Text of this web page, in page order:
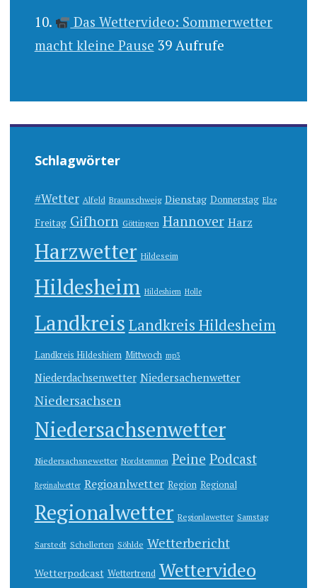
Das Wettervideo: Sommerwetter
macht kleine Pause 39 Aufrufe
Schlagwörter
#Wetter Alfeld Braunschweig Dienstag Donnerstag Elze
Freitag Gifhorn Göttingen Hannover Harz
Harzwetter Hildeseim
Hildesheim Hildeshiem Holle
Landkreis Landkreis Hildesheim
Landkreis Hildeshiem Mittwoch mp3
Niederdachsenwetter Niedersachenwetter
Niedersachsen
Niedersachsenwetter
Niedersachsnewetter Nordstemmen Peine Podcast
Reginalwetter Regioanlwetter Region Regional
Regionalwetter Regionlawetter Samstag
Sarstedt Schellerten Söhlde Wetterbericht
Wetterpodcast Wettertrend Wettervideo